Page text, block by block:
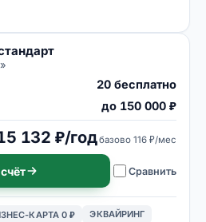
»
20 бесплатно
до 150 000 ₽
132 ₽/годбазово 116 ₽/мес
Сравнить
КАРТА 0 ₽ ЭКВАЙРИНГ